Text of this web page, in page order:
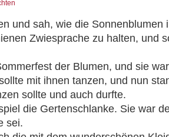
und sah, wie die Sonnenblumen
Zwiesprache zu halten, und
der Blumen, und sie
mit ihnen tanzen, und nun
sollte und auch durfte.
die Gertenschlanke. Sie war
sei.